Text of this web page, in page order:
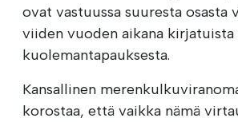
ovat vastuussa suuresta osasta
viiden vuoden aikana kirjatuista
kuolemantapauksesta.
Kansallinen
korostaa, että vaikka nämä